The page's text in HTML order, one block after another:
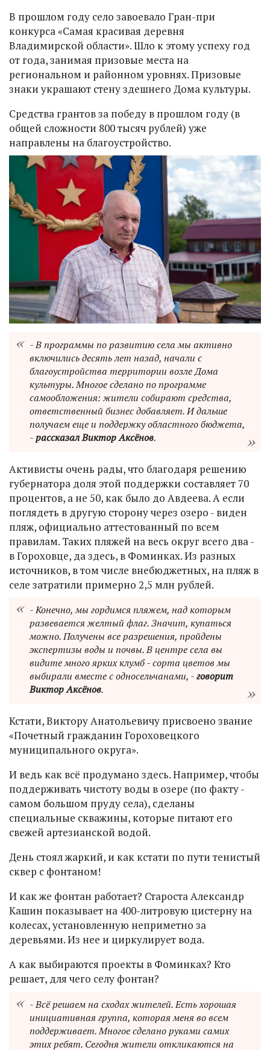
В прошлом году село завоевало Гран-при
конкурса «Самая красивая деревня
Владимирской области». Шло к этому успеху год
от года, занимая призовые места на
региональном и районном уровнях. Призовые
знаки украшают стену здешнего Дома культуры.
Средства грантов за победу в прошлом году (в
общей сложности 800 тысяч рублей) уже
направлены на благоустройство.
- В программы по развитию села мы активно
включились десять лет назад, начали с
благоустройства территории возле Дома
культуры. Многое сделано по программе
самообложения: жители собирают средства,
ответственный бизнес добавляет. И дальше
получаем еще и поддержку областного бюджета,
-рассказал Виктор Аксёнов.
Активисты очень рады, что благодаря решению
губернатора доля этой поддержки составляет 70
процентов, а не 50, как было до Авдеева. А если
поглядеть в другую сторону через озеро - виден
пляж, официально аттестованный по всем
правилам. Таких пляжей на весь округ всего два -
в Гороховце, да здесь, в Фоминках. Из разных
источников, в том числе внебюджетных, на пляж в
селе затратили примерно 2,5 млн рублей.
- Конечно, мы гордимся пляжем, над которым
развевается желтый флаг. Значит, купаться
можно. Получены все разрешения, пройдены
экспертизы воды и почвы. В центре села вы
видите много ярких клумб - сорта цветов мы
выбирали вместе с односельчанами, -говорит
Виктор Аксёнов.
Кстати, Виктору Анатольевичу присвоено звание
«Почетный гражданин Гороховецкого
муниципального округа».
И ведь как всё продумано здесь. Например, чтобы
поддерживать чистоту воды в озере (по факту -
самом большом пруду села), сделаны
специальные скважины, которые питают его
свежей артезианской водой.
День стоял жаркий, и как кстати по пути тенистый
сквер с фонтаном!
И как же фонтан работает? Староста Александр
Кашин показывает на 400-литровую цистерну на
колесах, установленную неприметно за
деревьями. Из нее и циркулирует вода.
А как выбираются проекты в Фоминках? Кто
решает, для чего селу фонтан?
- Всё решаем на сходах жителей. Есть хорошая
инициативная группа, которая меня во всем
поддерживает. Многое сделано руками самих
этих ребят. Сегодня жители откликаются на